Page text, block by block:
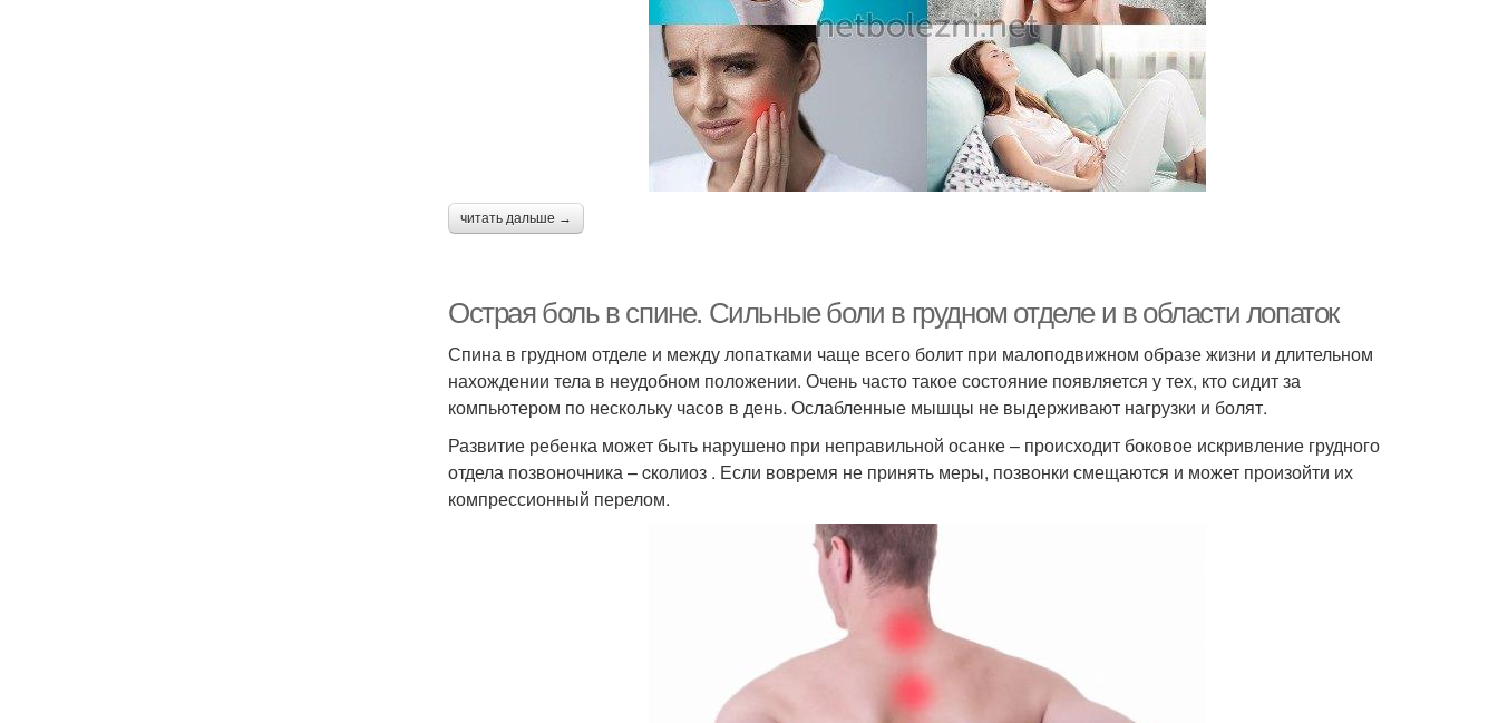
читать дальше →
Острая боль в спине. Сильные боли в грудном отделе и в области лопаток
Спина в грудном отделе и между лопатками чаще всего болит при малоподвижном образе жизни и длительном
нахождении тела в неудобном положении. Очень часто такое состояние появляется у тех, кто сидит за
компьютером по нескольку часов в день. Ослабленные мышцы не выдерживают нагрузки и болят.
Развитие ребенка может быть нарушено при неправильной осанке – происходит боковое искривление грудного
отдела позвоночника – cколиоз . Если вовремя не принять меры, позвонки смещаются и может произойти их
компрессионный перелом.